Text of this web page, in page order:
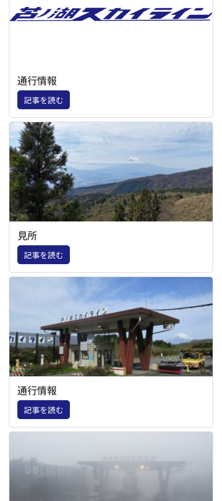
通行情報
記事を読む
見所
記事を読む
通行情報
記事を読む